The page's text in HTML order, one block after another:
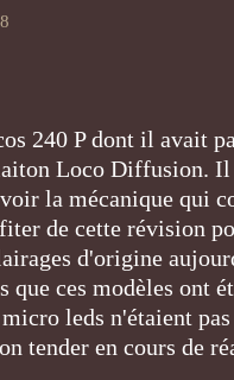
240 P dont il avait
Loco Diffusion. Il
la mécanique qui
de cette révision
d'origine
que ces modèles ont
leds n'étaient
tender en cours de